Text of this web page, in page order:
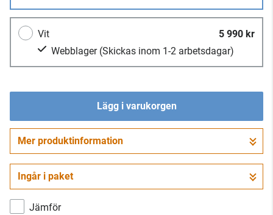
Vit
5 990 kr
Webblager (Skickas inom 1-2 arbetsdagar)
Lägg i varukorgen
Gå till kassan
Mer produktinformation
Ingår i paket
Jämför